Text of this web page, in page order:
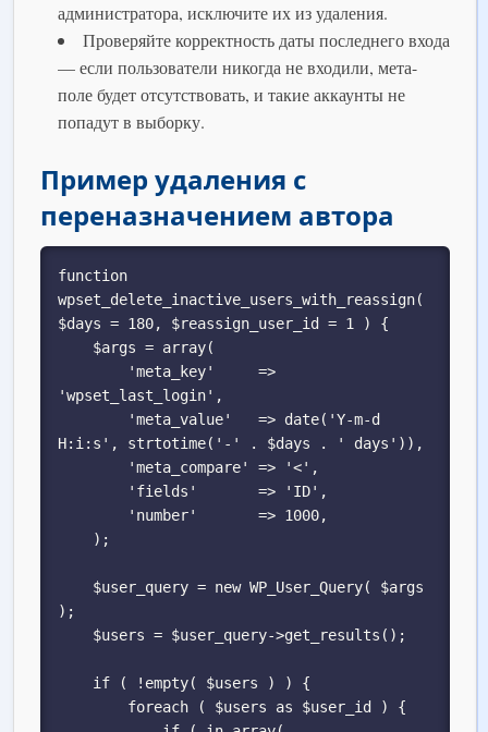
администратора, исключите их из удаления.
Проверяйте корректность даты последнего входа
— если пользователи никогда не входили, мета-
поле будет отсутствовать, и такие аккаунты не
попадут в выборку.
Пример удаления с
переназначением автора
function
wpset_delete_inactive_users_with_reassign(
$days = 180, $reassign_user_id = 1 ) {
'wpset_last_login',
H:i:s', strtotime('-' . $days . ' days')),
);